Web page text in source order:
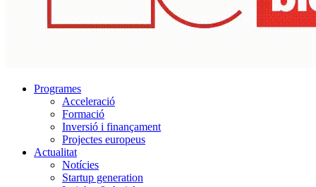
Programes
Acceleració
Formació
Inversió i finançament
Projectes europeus
Actualitat
Notícies
Startup generation